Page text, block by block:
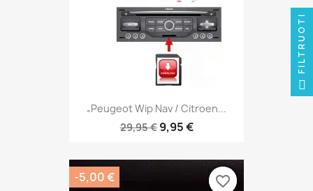
„Peugeot Wip Nav / Citroen...
29,95 € 9,95 €
-5,00 € favorite_border
favorite_border
FILTRUOTI